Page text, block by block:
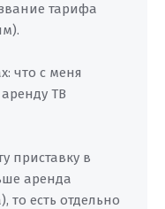
тарифа
что с меня
ТВ
приставку в
аренда
то есть отдельно